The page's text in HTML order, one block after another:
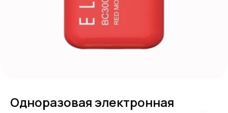
Одноразовая электронная